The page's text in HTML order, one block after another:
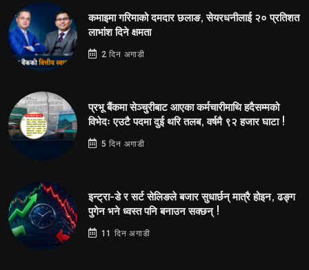
कमाइमा गरिमाको दमदार छलाङ, सेयरधनीलाई २० प्रतिशत
लाभांश दिने क्षमता
2 दिन अगाडी
प्रभू बैंकमा सेञ्चुरीबाट आएका कर्मचारीमाथि हदैसम्मको
विभेदः एउटै पदमा दुई थरि तलब, वर्षमै ९२ हजार घाटा !
5 दिन अगाडी
इन्ट्रा-डे र सर्ट सेलिङले बजार सुधार्छन् मात्रै होइन, ढङ्ग
पुगेन भने ध्वस्त पनि बनाउन सक्छन् !
11 दिन अगाडी